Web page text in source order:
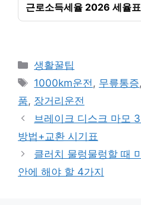
근로소득세율 2026 세율
카
테
리
생활꿀팁
태
그
1000km운전 , 무릎통증,
품, 장거리운전
브레이크 디스크 마모
방법+교환 시기표
클러치 물렁물렁할 때
안에 해야 할 4가지